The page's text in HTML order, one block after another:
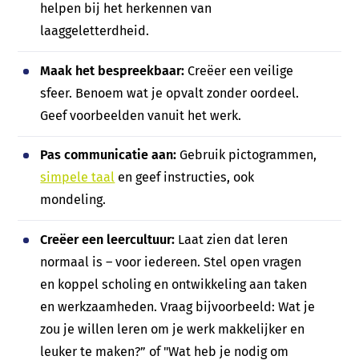
helpen bij het herkennen van
laaggeletterdheid.
Maak het bespreekbaar: Creëer een veilige
sfeer. Benoem wat je opvalt zonder oordeel.
Geef voorbeelden vanuit het werk.
Pas communicatie aan: Gebruik pictogrammen,
simpele taal en geef instructies, ook
mondeling.
Creëer een leercultuur: Laat zien dat leren
normaal is – voor iedereen. Stel open vragen
en koppel scholing en ontwikkeling aan taken
en werkzaamheden. Vraag bijvoorbeeld: Wat je
zou je willen leren om je werk makkelijker en
leuker te maken?” of "Wat heb je nodig om